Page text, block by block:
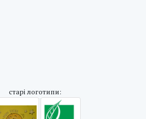
cтарі логотипи: